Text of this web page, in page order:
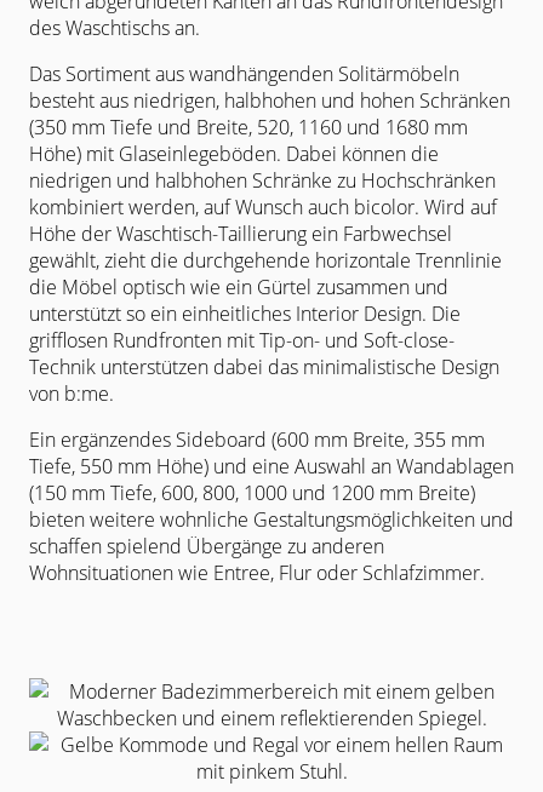
des Waschtischs an.
Das Sortiment aus wandhängenden Solitärmöbeln
besteht aus niedrigen, halbhohen und hohen Schränken
(350 mm Tiefe und Breite, 520, 1160 und 1680 mm
Höhe) mit Glaseinlegeböden. Dabei können die
niedrigen und halbhohen Schränke zu Hochschränken
kombiniert werden, auf Wunsch auch bicolor. Wird auf
Höhe der Waschtisch-Taillierung ein Farbwechsel
gewählt, zieht die durchgehende horizontale Trennlinie
die Möbel optisch wie ein Gürtel zusammen und
unterstützt so ein einheitliches Interior Design. Die
grifflosen Rundfronten mit Tip-on- und Soft-close-
Technik unterstützen dabei das minimalistische Design
von b:me.
Ein ergänzendes Sideboard (600 mm Breite, 355 mm
Tiefe, 550 mm Höhe) und eine Auswahl an Wandablagen
(150 mm Tiefe, 600, 800, 1000 und 1200 mm Breite)
bieten weitere wohnliche Gestaltungsmöglichkeiten und
schaffen spielend Übergänge zu anderen
Wohnsituationen wie Entree, Flur oder Schlafzimmer.